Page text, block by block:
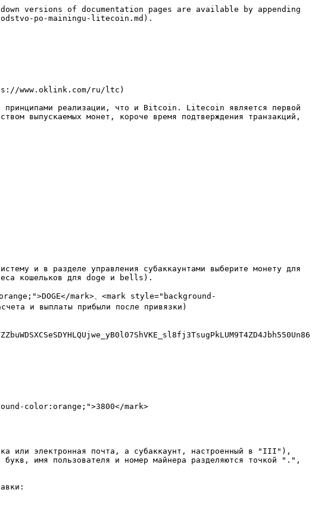
versions of documentation pages are available by appending
po-mainingu-litecoin.md).
www.oklink.com/ru/ltc)
реализации, что и Bitcoin. Litecoin является первой
выпускаемых монет, короче время подтверждения транзакций,
и в разделе управления субаккаунтами выберите монету для
кошельков для doge и bells).
mark>、<mark style="background-
и выплаты прибыли после привязки)
или электронная почта, а субаккаунт, настроенный в "III"),
имя пользователя и номер майнера разделяются точкой ".",